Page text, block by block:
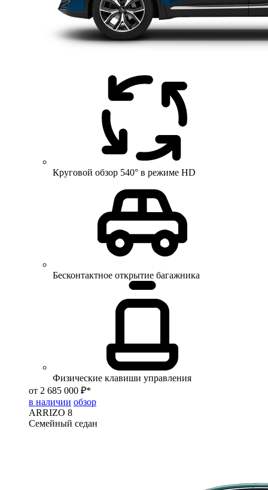
Круговой обзор 540° в режиме HD
Бесконтактное открытие багажника
Физические клавиши управления
от 2 685 000 ₽*
в наличии обзор
ARRIZO 8
Семейный седан